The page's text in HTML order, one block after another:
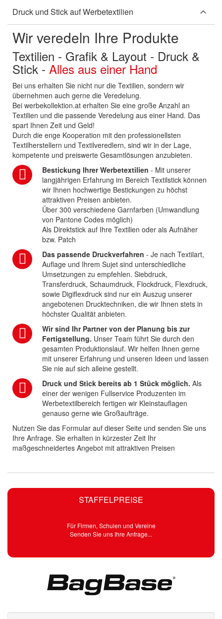
STAFFELPREISE
Für Firmen, Schulen und Vereine
Senden Sie uns Ihre Anfrage...
Druck und Stick auf Werbetextilien
Wir veredeln Ihre Produkte
Textilien - Grafik & Layout - Druck &
Stick - Alles aus einer Hand
Bei uns erhalten Sie nicht nur die Textilien, sondern wir
übernehmen auch gerne die Veredelung.
Bei werbekollektion.at erhalten Sie eine große Anzahl an
Textilien und die passende Veredelung aus einer Hand. Das
spart Ihnen Zeit und Geld!
Durch die enge Kooperation mit den professionellsten
Textilherstellern und Textilveredlern, sind wir in der Lage,
kompetente und preiswerte Gesamtlösungen anzubieten.
Bestickung Ihrer Werbetextilien - Mit unserer
langjährigen Erfahrung im Bereich Textilstick können
wir Ihnen hochwertige Bestickungen zu höchst
attraktiven Preisen anbieten.
Über 300 verschiedene Garnfarben (Umwandlung
von Pantone Codes möglich)
Als Direktstick auf Ihre Textilien oder als Aufnäher
bzw. Patch
Das passende Druckverfahren - Je nach Textilart,
Auflage und Ihrem Sujet sind unterschiedliche
Umsetzungen zu empfehlen. Siebdruck,
Transferdruck, Schaumdruck, Flockdruck, Flexdruck,
sowie Digiflexdruck sind nur ein Auszug unserer
angebotenen Drucktechniken, die wir Ihnen stets in
höchster Qualität anbieten.
Wir sind Ihr Partner von der Planung bis zur
Fertigstellung. Unser Team führt Sie durch den
gesamten Produktionslauf. Wir helfen Ihnen gerne
mit unserer Erfahrung und unseren Ideen und lassen
Sie nie auf sich alleine gestellt.
Druck und Stick bereits ab 1 Stück möglich. Als
einer der wenigen Fullservice Produzenten im
Werbetextilbereich fertigen wir Kleinstauflagen
genauso gerne wie Großaufträge.
Nutzen Sie das Formular auf dieser Seite und senden Sie uns
Ihre Anfrage. Sie erhalten in kürzester Zeit Ihr
maßgeschneidertes Angebot mit attraktiven Preisen